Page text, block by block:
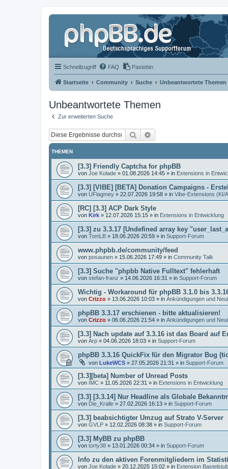
Schnellzugriff FAQ Pastebin
Startseite Community Suche Unbeantwortete Themen
Unbeantwortete Themen
Zur erweiterten Suche
Suche
THEMEN
[3.3] Friendly Captcha for phpBB
von Joe Kolade » 01.08.2026 14:45 » in Extensions in
[3.3] [VIBE] [BETA] Donation Campaigns -
von UFlagmey » 22.07.2026 19:58 » in Vibe-Extensions (KI/
[RC] [3.3] ACP Dark Style
von Kirk » 12.07.2026 15:15 » in Extensions in Entwicklung
[3.3] zu 3.3.17 [Undefined array key
von TomLB » 18.06.2026 20:59 » in Support-Forum
www.phpbb.de/community/feed
von posaunen » 15.06.2026 17:49 » in Community Talk
[3.3] Suche "phpbb Native Fulltext" fehlerhaft
von stefan-franz » 14.06.2026 16:31 » in Support-Forum
Wichtig - Workaround für phpBB 3.1.0 bis
von Crizzo » 13.06.2026 10:03 » in Ankündigungen und
phpBB 3.3.17 erschienen - bitte aktualisieren!
von Crizzo » 06.06.2026 21:54 » in Ankündigungen und
[3.3] Nach update auf 3.3.16 ist das Board auf
von Arp » 04.06.2026 18:03 » in Support-Forum
phpBB 3.3.16 QuickFix für den Migrator Bug
von LukeWCS » 27.05.2026 21:31 » in Support-Forum
[3.3][beta] Number of Unread Posts
von IMC » 11.05.2026 22:31 » in Extensions in Entwicklung
[3.3] [3.3.14] Nur Headline als Globale
von Die_Kralle » 27.02.2026 16:13 » in Support-Forum
[3.3] beabsichtigter Umzug auf Strato V-Server
von GVLP » 12.02.2026 08:38 » in Support-Forum
[3.3] MyBB zu phpBB
von torty38 » 13.01.2026 00:34 » in Support-Forum
Info zu den aktiven Forenmitgliedern im
von Joe Kolade » 20.12.2025 15:02 » in Extension